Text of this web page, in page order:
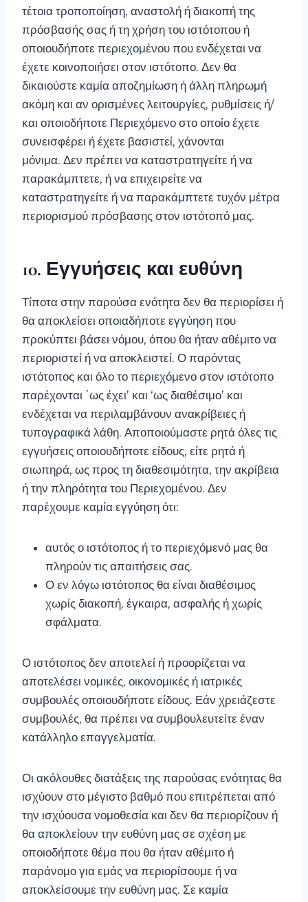
τέτοια τροποποίηση, αναστολή ή διακοπή της
πρόσβασής σας ή τη χρήση του ιστότοπου ή
οποιουδήποτε περιεχομένου που ενδέχεται να
έχετε κοινοποιήσει στον ιστότοπο. Δεν θα
δικαιούστε καμία αποζημίωση ή άλλη πληρωμή
ακόμη και αν ορισμένες λειτουργίες, ρυθμίσεις ή/
και οποιοδήποτε Περιεχόμενο στο οποίο έχετε
συνεισφέρει ή έχετε βασιστεί, χάνονται
μόνιμα. Δεν πρέπει να καταστρατηγείτε ή να
παρακάμπτετε, ή να επιχειρείτε να
καταστρατηγείτε ή να παρακάμπτετε τυχόν μέτρα
περιορισμού πρόσβασης στον ιστότοπό μας.
10. Εγγυήσεις και ευθύνη
Τίποτα στην παρούσα ενότητα δεν θα περιορίσει ή
θα αποκλείσει οποιαδήποτε εγγύηση που
προκύπτει βάσει νόμου, όπου θα ήταν αθέμιτο να
περιοριστεί ή να αποκλειστεί. Ο παρόντας
ιστότοπος και όλο το περιεχόμενο στον ιστότοπο
παρέχονται ΄ως έχει’ και ‘ως διαθέσιμο’ και
ενδέχεται να περιλαμβάνουν ανακρίβειες ή
τυπογραφικά λάθη. Αποποιούμαστε ρητά όλες τις
εγγυήσεις οποιουδήποτε είδους, είτε ρητά ή
σιωπηρά, ως προς τη διαθεσιμότητα, την ακρίβεια
ή την πληρότητα του Περιεχομένου. Δεν
παρέχουμε καμία εγγύηση ότι:
αυτός ο ιστότοπος ή το περιεχόμενό μας θα
πληρούν τις απαιτήσεις σας.
Ο εν λόγω ιστότοπος θα είναι διαθέσιμος
χωρίς διακοπή, έγκαιρα, ασφαλής ή χωρίς
σφάλματα.
Ο ιστότοπος δεν αποτελεί ή προορίζεται να
αποτελέσει νομικές, οικονομικές ή ιατρικές
συμβουλές οποιουδήποτε είδους. Εάν χρειάζεστε
συμβουλές, θα πρέπει να συμβουλευτείτε έναν
κατάλληλο επαγγελματία.
Οι ακόλουθες διατάξεις της παρούσας ενότητας θα
ισχύουν στο μέγιστο βαθμό που επιτρέπεται από
την ισχύουσα νομοθεσία και δεν θα περιορίζουν ή
θα αποκλείουν την ευθύνη μας σε σχέση με
οποιοδήποτε θέμα που θα ήταν αθέμιτο ή
παράνομο για εμάς να περιορίσουμε ή να
αποκλείσουμε την ευθύνη μας. Σε καμία